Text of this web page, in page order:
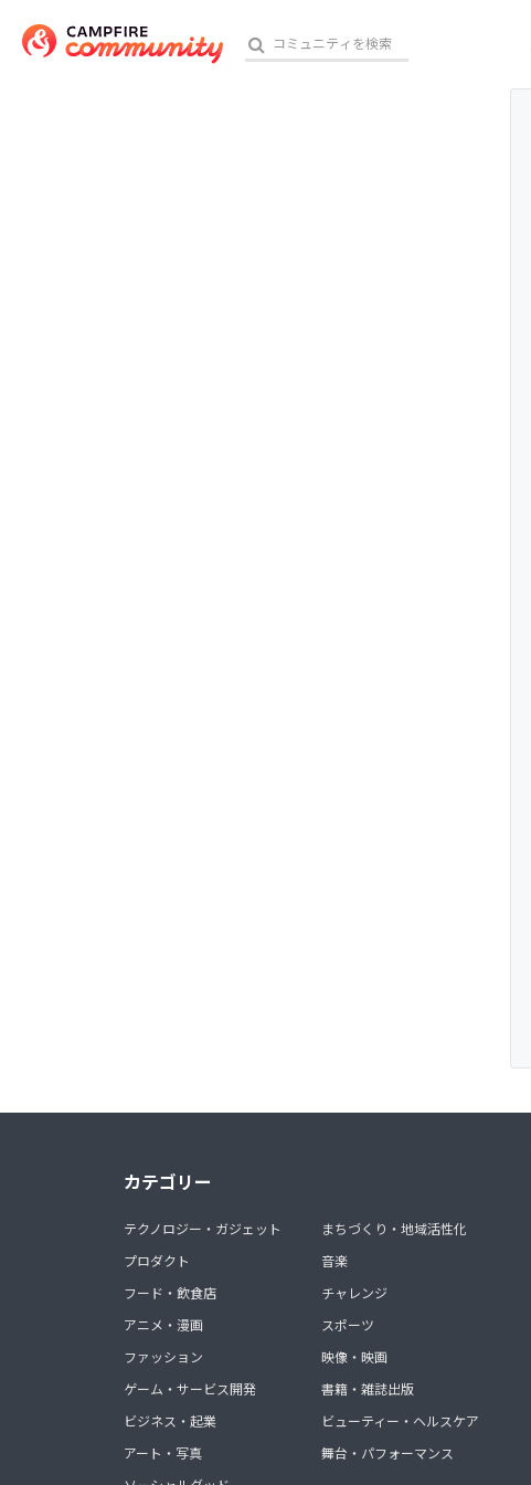
カテゴリー
テクノロジー・ガジェット
プロダクト
フード・飲食店
アニメ・漫画
ファッション
ゲーム・サービス開発
ビジネス・起業
アート・写真
まちづくり・地域活性化
音楽
チャレンジ
スポーツ
映像・映画
書籍・雑誌出版
ビューティー・ヘルスケア
舞台・パフォーマンス